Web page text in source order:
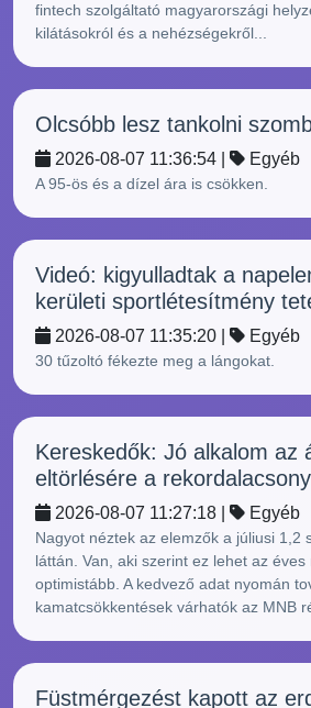
fintech szolgáltató magyarországi
kilátásokról és a nehézségekről...
Olcsóbb lesz tankolni
2026-08-07 11:36:54 | Egyéb
A 95-ös és a dízel ára is csökken.
Videó: kigyulladtak a
kerületi sportlétesítmény
2026-08-07 11:35:20 | Egyéb
30 tűzoltó fékezte meg a lángokat.
Kereskedők: Jó alkalom az
eltörlésére a
2026-08-07 11:27:18 | Egyéb
Nagyot néztek az elemzők a júliusi 1,2
láttán. Van, aki szerint ez lehet az
optimistább. A kedvező adat nyomán
kamatcsökkentések várhatók az MNB
Füstmérgezést kapott az